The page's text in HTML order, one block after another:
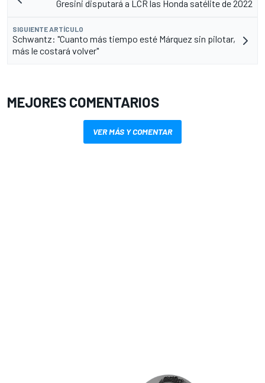
Gresini disputará a LCR las Honda satélite de 2022
SIGUIENTE ARTÍCULO
Schwantz: "Cuanto más tiempo esté Márquez sin pilotar,
más le costará volver"
MEJORES COMENTARIOS
VER MÁS Y COMENTAR